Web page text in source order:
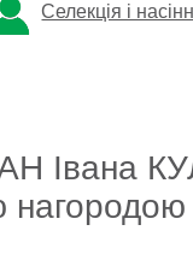
Селекція і
Івана